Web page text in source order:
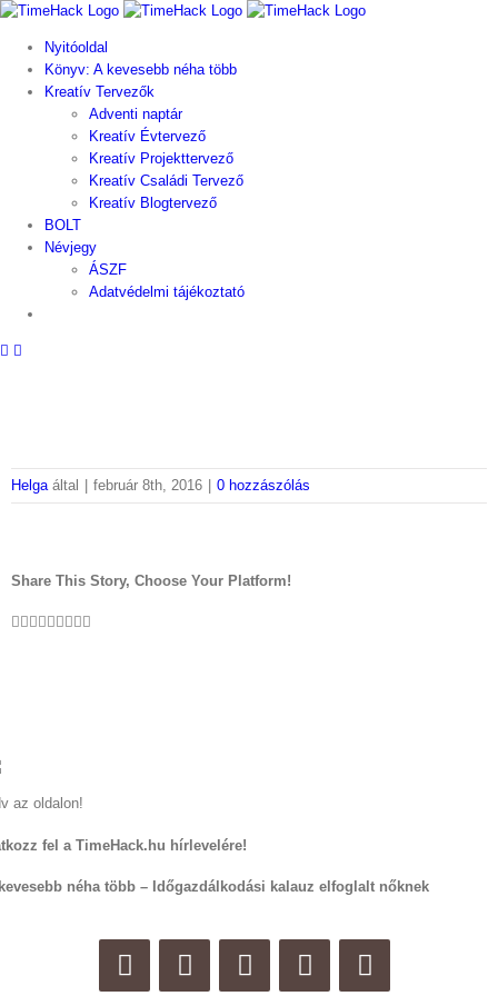
Kihagyás
Nyitóoldal
Könyv: A kevesebb néha több
Kreatív Tervezők
Adventi naptár
Kreatív Évtervező
Kreatív Projekttervező
Kreatív Családi Tervező
Kreatív Blogtervező
BOLT
Névjegy
ÁSZF
Adatvédelmi tájékoztató
Helgaáltal február 8th, 2016 0 hozzászólás
Share This Story, Choose Your Platform!
Facebook
Twitter
LinkedIn
Reddit
WhatsApp
Tumblr
Pinterest
Vk
az oldalon!
fel a TimeHack.hu hírlevelére!
néha több – Időgazdálkodási kalauz elfoglalt nőknek